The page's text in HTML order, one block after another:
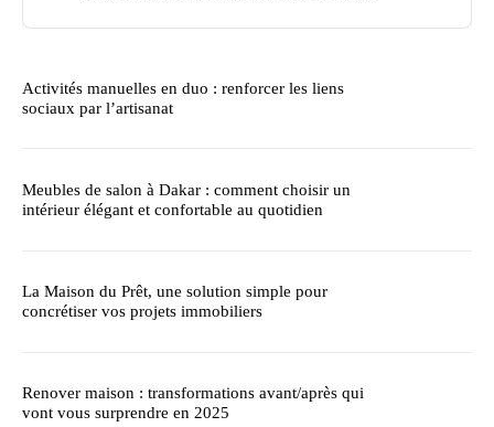
Activités manuelles en duo : renforcer les liens
sociaux par l’artisanat
Meubles de salon à Dakar : comment choisir un
intérieur élégant et confortable au quotidien
La Maison du Prêt, une solution simple pour
concrétiser vos projets immobiliers
Renover maison : transformations avant/après qui
vont vous surprendre en 2025